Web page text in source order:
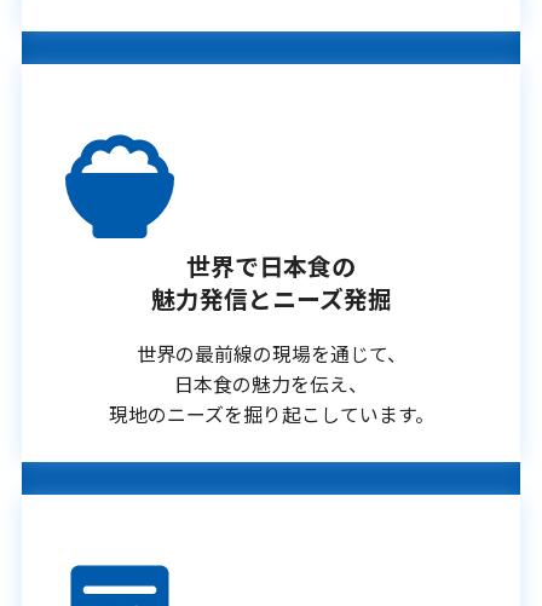
世界で日本食の
魅力発信とニーズ発掘
世界の最前線の現場を通じて、
日本食の魅力を伝え、
現地のニーズを掘り起こしています。